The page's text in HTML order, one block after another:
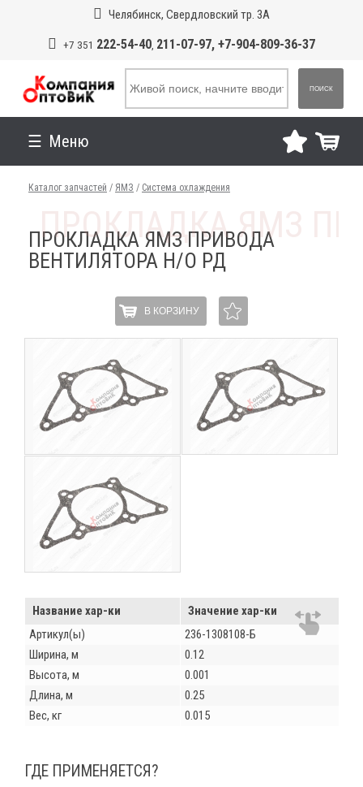
Челябинск, Свердловский тр. 3А
+7 351 222-54-40, 211-07-97, +7-904-809-36-37
ПОИСК
Меню
Каталог запчастей / ЯМЗ / Система охлаждения
ПРОКЛАДКА ЯМЗ ПРИВОДА
ВЕНТИЛЯТОРА Н/О РД
В КОРЗИНУ
Название хар-ки
Значение хар-ки
Артикул(ы)
236-1308108-Б
Ширина, м
0.12
Высота, м
0.001
Длина, м
0.25
Вес, кг
0.015
ГДЕ ПРИМЕНЯЕТСЯ?